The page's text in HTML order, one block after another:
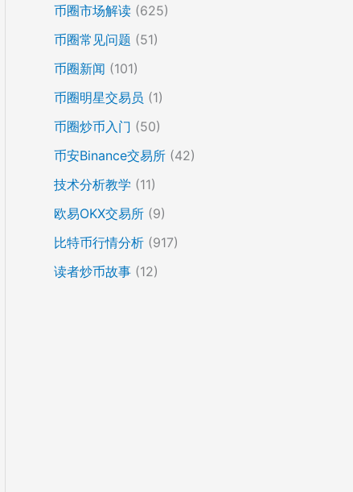
币圈市场解读 (625)
币圈常见问题 (51)
币圈新闻 (101)
币圈明星交易员 (1)
币圈炒币入门 (50)
币安Binance交易所 (42)
技术分析教学 (11)
欧易OKX交易所 (9)
比特币行情分析 (917)
读者炒币故事 (12)